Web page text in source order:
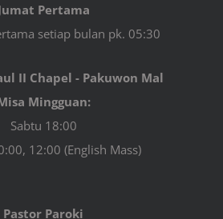
Pertama
setiap bulan pk. 05:30
II Chapel - Pakuwon Mal
Mingguan:
Sabtu 18:00
12:00 (English Mass)
Pastor Paroki